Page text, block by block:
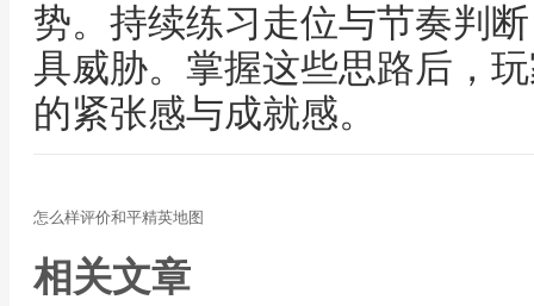
势。持续练习走位与节奏判
具威胁。掌握这些思路后，
的紧张感与成就感。
怎么样评价和平精英地图
相关文章